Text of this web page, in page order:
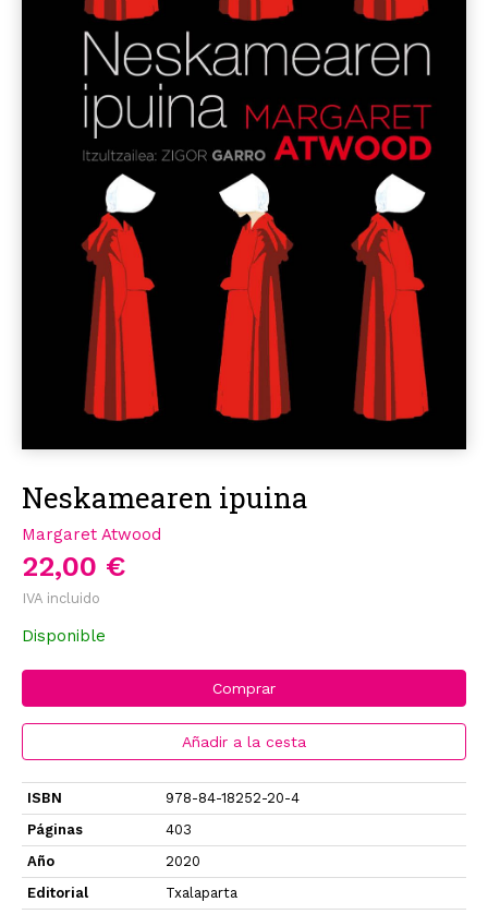
Neskamearen ipuina
Margaret Atwood
22,00 €
IVA incluido
Disponible
Comprar
Añadir a la cesta
ISBN
978-84-18252-20-4
Páginas
403
Año
2020
Editorial
Txalaparta